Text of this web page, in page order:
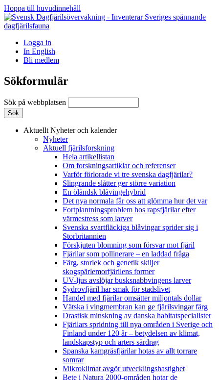
Hoppa till huvudinnehåll
Logga in
In English
Bli medlem
Sökformulär
Sök på webbplatsen
Aktuellt Nyheter och kalender
Nyheter
Aktuell fjärilsforskning
Hela artikellistan
Om forskningsartiklar och referenser
Varför förlorade vi tre svenska dagfjärilar?
Slingrande slåtter ger större variation
En öländsk blåvingehybrid
Det nya normala får oss att glömma hur det var
Fortplantningsproblem hos rapsfjärilar efter
värmestress som larver
Svenska svartfläckiga blåvingar sprider sig i
Storbritannien
Förskjuten blomning som försvar mot fjäril
Fjärilar som pollinerare – en laddad fråga
Färg, storlek och genetik skiljer
skogspärlemorfjärilens former
UV-ljus avslöjar busksnabbvingens larver
Sydrovfjäril har smak för stadslivet
Handel med fjärilar omsätter miljontals dollar
Vätska i vingmembran kan ge fjärilsvingar färg
Drastisk minskning av danska habitatspecialister
Fjärilars spridning till nya områden i Sverige och
Finland under 120 år– betydelsen av klimat,
landskapstyp och arters särdrag
Spanska kamgräsfjärilar hotas av allt torrare
somrar
Mikroklimat avgör utvecklingshastighet
Bete i Natura 2000-områden hotar de